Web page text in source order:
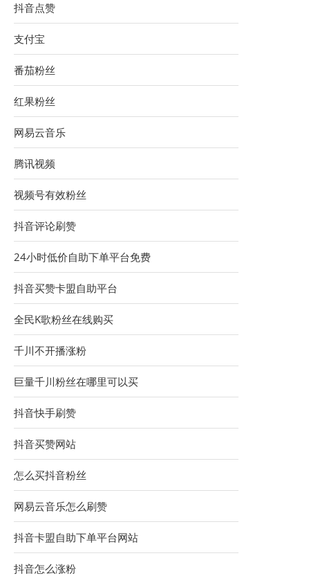
抖音点赞
支付宝
番茄粉丝
红果粉丝
网易云音乐
腾讯视频
视频号有效粉丝
抖音评论刷赞
24小时低价自助下单平台免费
抖音买赞卡盟自助平台
全民K歌粉丝在线购买
千川不开播涨粉
巨量千川粉丝在哪里可以买
抖音快手刷赞
抖音买赞网站
怎么买抖音粉丝
网易云音乐怎么刷赞
抖音卡盟自助下单平台网站
抖音怎么涨粉